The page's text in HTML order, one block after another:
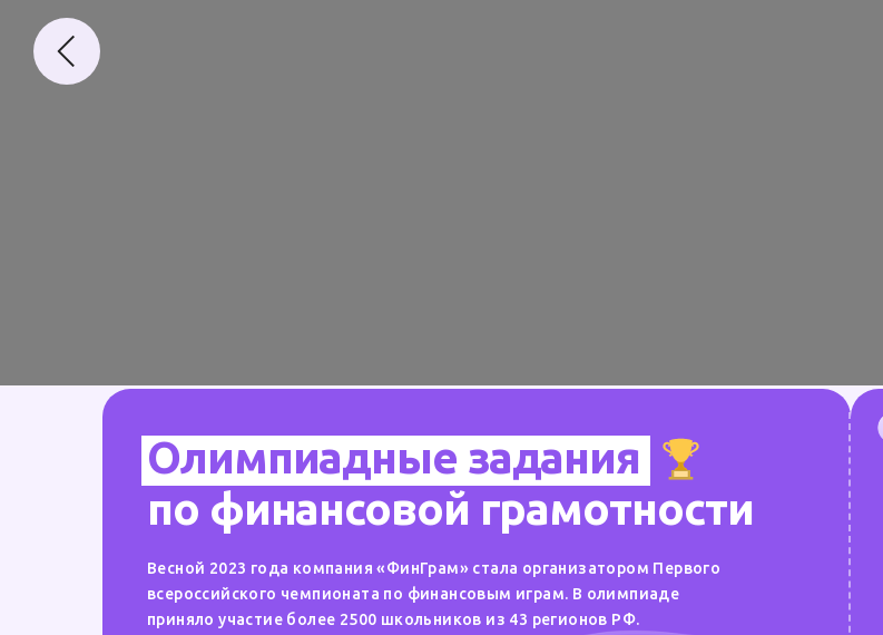
Олимпиадные задания
по финансовой грамотности
Весной 2023 года компания «ФинГрам» стала организатором Первого
всероссийского чемпионата по финансовым играм. В олимпиаде
приняло участие более 2500 школьников из 43 регионов РФ.